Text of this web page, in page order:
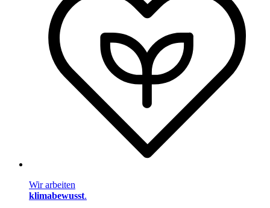
Wir arbeiten
klimabewusst.